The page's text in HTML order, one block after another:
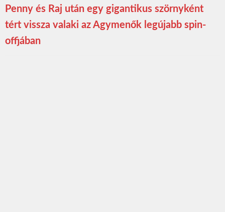
Penny és Raj után egy gigantikus szörnyként
tért vissza valaki az Agymenők legújabb spin-
offjában